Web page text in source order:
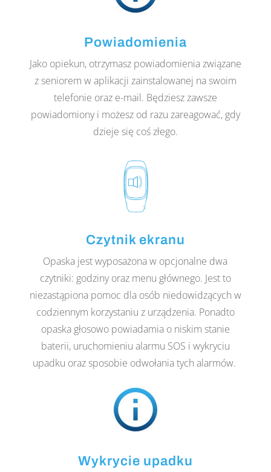
Powiadomienia
Jako opiekun, otrzymasz powiadomienia związane
z seniorem w aplikacji zainstalowanej na swoim
telefonie oraz e-mail. Będziesz zawsze
powiadomiony i możesz od razu zareagować, gdy
dzieje się coś złego.
Czytnik ekranu
Opaska jest wyposażona w opcjonalne dwa
czytniki: godziny oraz menu głównego. Jest to
niezastąpiona pomoc dla osób niedowidzących w
codziennym korzystaniu z urządzenia. Ponadto
opaska głosowo powiadamia o niskim stanie
baterii, uruchomieniu alarmu SOS i wykryciu
upadku oraz sposobie odwołania tych alarmów.
Wykrycie upadku